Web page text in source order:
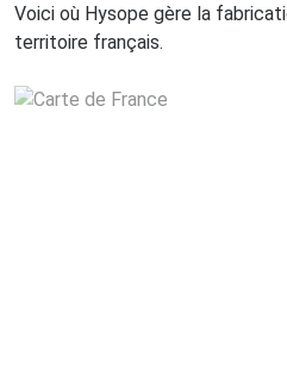
Voici où Hysope gère la
territoire français.